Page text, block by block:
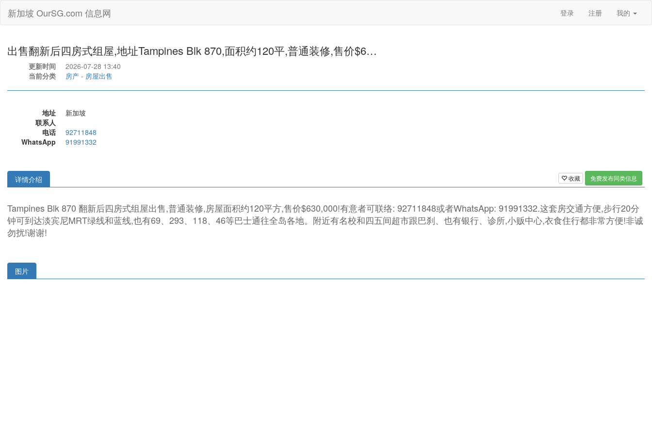
新加坡 OurSG.com 信息网 登录 注册 我的
出售翻新后四房式组屋,地址Tampines Blk 870,面积约120平,普通装修,售价$6…
更新时间
2026-07-28 13:40
当前分类
房产 - 房屋出售
地址
新加坡
联系人
电话
92711848
WhatsApp
91991332
收藏 免费发布同类信息
详情介绍
Tampines Blk 870 翻新后四房式组屋出售,普通装修,房屋面积约120平方,售价$630,000!有意者可联络: 92711848或者WhatsApp: 91991332.这套房交通方便,步行20分
钟可到达淡宾尼MRT绿线和蓝线,也有69、293、118、46等巴士通往全岛各地。附近有名校和四五间超市跟巴刹、也有银行、诊所,小贩中心,衣食住行都非常方便!非诚
勿扰!谢谢!
图片